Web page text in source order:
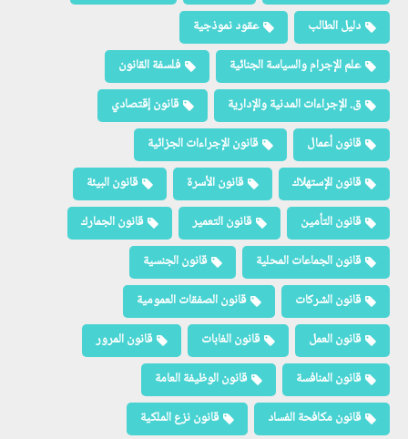
دليل الطالب
عقود نموذجية
علم الإجرام والسياسة الجنائية
فلسفة القانون
ق. الإجراءات المدنية والإدارية
قانون إقتصادي
قانون أعمال
قانون الإجراءات الجزائية
قانون الإستهلاك
قانون الأسرة
قانون البيئة
قانون التأمين
قانون التعمير
قانون الجمارك
قانون الجماعات المحلية
قانون الجنسية
قانون الشركات
قانون الصفقات العمومية
قانون العمل
قانون الغابات
قانون المرور
قانون المنافسة
قانون الوظيفة العامة
قانون مكافحة الفساد
قانون نزع الملكية